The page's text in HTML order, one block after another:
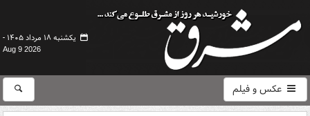
یکشنبه ۱۸ مرداد ۱۴۰۵ -
Aug 9 2026
عکس و فیلم